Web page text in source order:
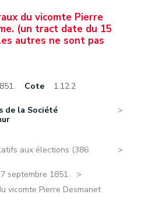
du vicomte Pierre
(un tract date du 15
autres ne sont pas
Cote 1.12.2
de la Société
aux élections (386
septembre 1851.
vicomte Pierre Desmanet